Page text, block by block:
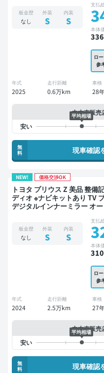
板金歴
なし
外装
S
内装
S
支払
本体
336
ロ
参
年式
2025
走行距離
0.6万km
車検
28
中古車販売
平均相場
無
料
現車確認
NEW! 価格交渉OK
トヨタ プリウス Z 美品 整備記録簿あり ディスプレイオー
ディオ ※ナビキットあり TV
デジタルインナーミラー オ
板金歴
なし
外装
S
内装
S
支払
本体
310
ロ
参
年式
2024
走行距離
2.5万km
車検
27
中古車販売
平均相場
無
料
現車確認